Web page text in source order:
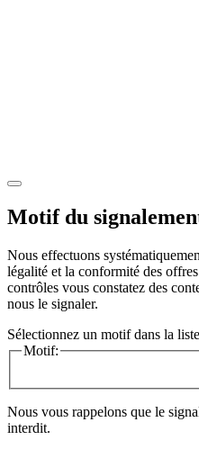
Motif du
Nous effectuons
légalité et la conformité des
contrôles vous constatez des
nous le signaler.
Sélectionnez un motif dans la
Motif:
Nous vous rappelons que le
interdit.